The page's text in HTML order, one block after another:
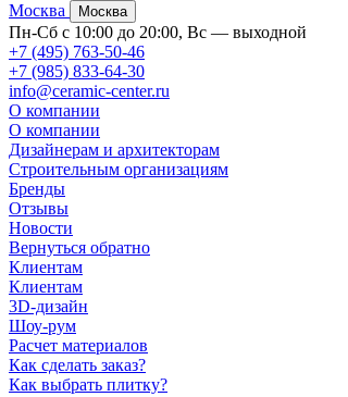
Москва
Москва
Пн-Сб с 10:00 до 20:00, Вс — выходной
+7 (495) 763-50-46
+7 (985) 833-64-30
info@ceramic-center.ru
О компании
О компании
Дизайнерам и архитекторам
Строительным организациям
Бренды
Отзывы
Новости
Вернуться обратно
Клиентам
Клиентам
3D-дизайн
Шоу-рум
Расчет материалов
Как сделать заказ?
Как выбрать плитку?